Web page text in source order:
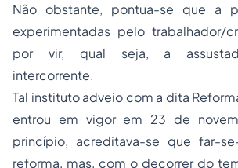
Não obstante, pontua-se que a
experimentadas pelo trabalhador/
por vir, qual seja, a
intercorrente.
Tal instituto adveio com a dita
entrou em vigor em 23 de
princípio, acreditava-se que far-
reforma, mas, com o decorrer do